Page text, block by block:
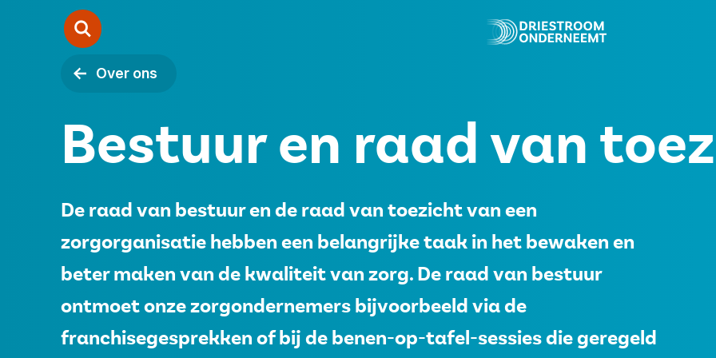
Starten
Over ons
Contact
Vacatures
Over ons
Bestuur en raad van
De raad van bestuur en de raad van toezicht van een
zorgorganisatie hebben een belangrijke taak in het bewaken en
beter maken van de kwaliteit van zorg. De raad van bestuur
ontmoet onze zorgondernemers bijvoorbeeld via de
franchisegesprekken of bij de benen-op-tafel-sessies die geregeld